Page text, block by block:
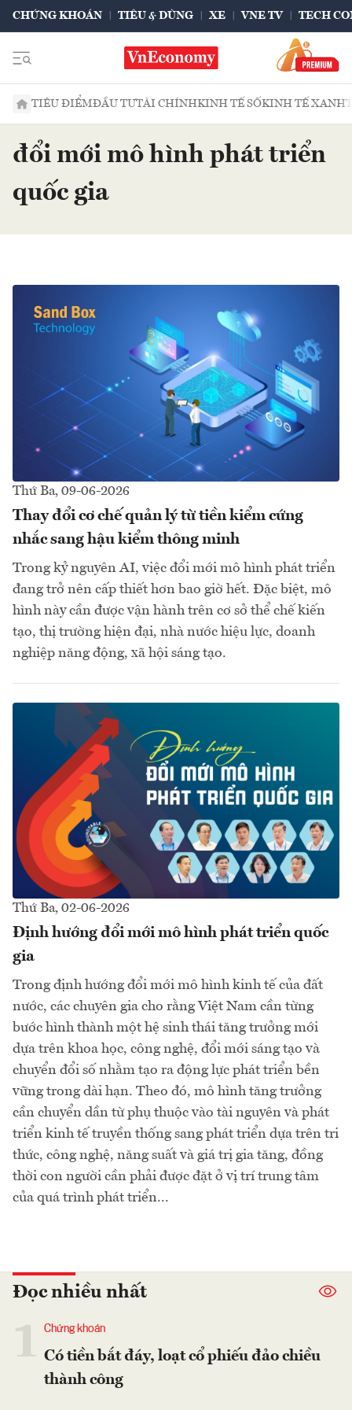
CHỨNG KHOÁN TIÊU & DÙNG XE VNE TV TECH
TIÊU ĐIỂMĐẦU TƯTÀI CHÍNHKINH TẾ SỐKINH TẾ XANH
đổi mới mô hình phát triển
quốc gia
Thứ Ba, 09-06-2026
Thay đổi cơ chế quản lý từ tiền kiểm cứng
nhắc sang hậu kiểm thông minh
Trong kỷ nguyên AI, việc đổi mới mô hình phát triển
đang trở nên cấp thiết hơn bao giờ hết. Đặc biệt, mô
hình này cần được vận hành trên cơ sở thể chế kiến
tạo, thị trường hiện đại, nhà nước hiệu lực, doanh
nghiệp năng động, xã hội sáng tạo.
Thứ Ba, 02-06-2026
Định hướng đổi mới mô hình phát triển quốc
gia
Trong định hướng đổi mới mô hình kinh tế của đất
nước, các chuyên gia cho rằng Việt Nam cần từng
bước hình thành một hệ sinh thái tăng trưởng mới
dựa trên khoa học, công nghệ, đổi mới sáng tạo và
chuyển đổi số nhằm tạo ra động lực phát triển bền
vững trong dài hạn. Theo đó, mô hình tăng trưởng
cần chuyển dần từ phụ thuộc vào tài nguyên và phát
triển kinh tế truyền thống sang phát triển dựa trên tri
thức, công nghệ, năng suất và giá trị gia tăng, đồng
thời con người cần phải được đặt ở vị trí trung tâm
của quá trình phát triển...
Đọc nhiều nhất
Chứng khoán
Có tiền bắt đáy, loạt cổ phiếu đảo chiều
thành công